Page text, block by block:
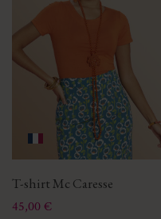
T-shirt Mc Caresse
Prix
45,00 €